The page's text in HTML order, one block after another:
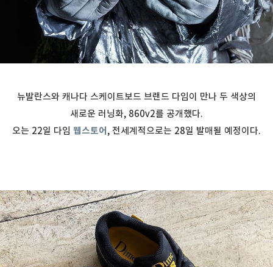
뉴발란스와 캐나다 스케이트보드 브랜드 다임이 만나 두 색상의
새로운 러닝화, 860v2를 공개했다.
오는 22일 다임 웹스토어, 전세계적으로는 28일 발매될 예정이다.